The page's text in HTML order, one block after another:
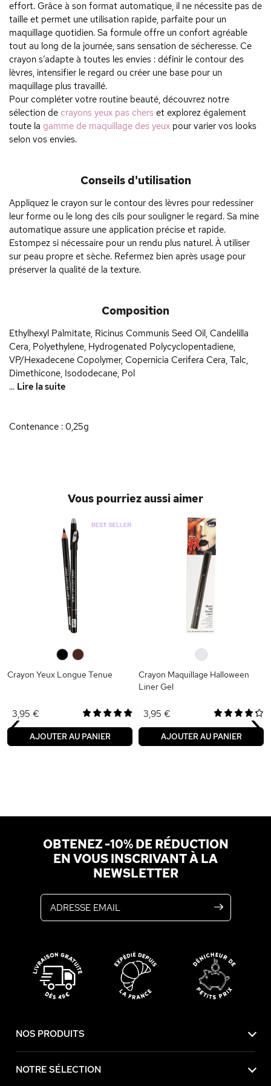
effort. Grâce à son format automatique, il ne nécessite pas de
taille et permet une utilisation rapide, parfaite pour un
maquillage quotidien. Sa formule offre un confort agréable
tout au long de la journée, sans sensation de sécheresse. Ce
crayon s’adapte à toutes les envies : définir le contour des
lèvres, intensifier le regard ou créer une base pour un
maquillage plus travaillé.
Pour compléter votre routine beauté, découvrez notre
sélection de crayons yeux pas chers et explorez également
toute la gamme de maquillage des yeux pour varier vos looks
selon vos envies.
Conseils d'utilisation
Appliquez le crayon sur le contour des lèvres pour redessiner
leur forme ou le long des cils pour souligner le regard. Sa mine
automatique assure une application précise et rapide.
Estompez si nécessaire pour un rendu plus naturel. À utiliser
sur peau propre et sèche. Refermez bien après usage pour
préserver la qualité de la texture.
Composition
Ethylhexyl Palmitate, Ricinus Communis Seed Oil, Candelilla
Cera, Polyethylene, Hydrogenated Polycyclopentadiene,
VP/Hexadecene Copolymer, Copernicia Cerifera Cera, Talc,
Dimethicone, Isododecane, Pol
... Lire la suite
Contenance : 0,25g
Vous pourriez aussi aimer
Crayon Yeux Longue Tenue
3,95 €
AJOUTER AU PANIER
Crayon Maquillage Halloween
Liner Gel
3,95 €
AJOUTER AU PANIER
‹ ›
OBTENEZ -10% DE RÉDUCTION
EN VOUS INSCRIVANT À LA
NEWSLETTER
NOS PRODUITS
NOTRE SÉLECTION